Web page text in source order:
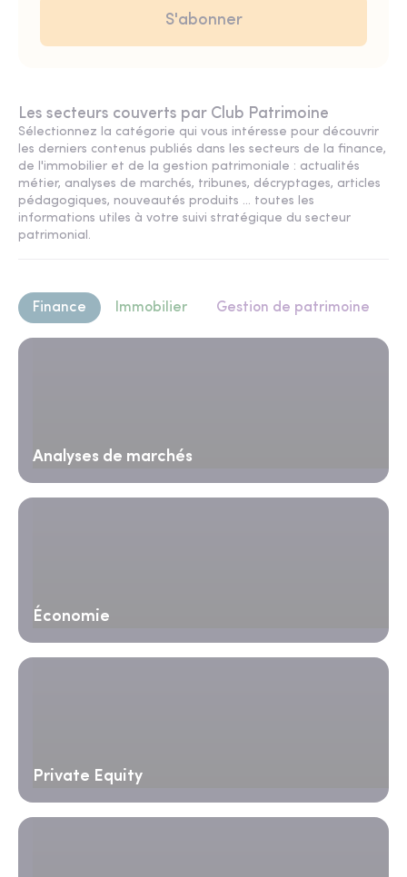
Les secteurs couverts par Club Patrimoine
Sélectionnez la catégorie qui vous intéresse pour découvrir
les derniers contenus publiés dans les secteurs de la finance,
de l'immobilier et de la gestion patrimoniale : actualités
métier, analyses de marchés, tribunes, décryptages, articles
pédagogiques, nouveautés produits ... toutes les
informations utiles à votre suivi stratégique du secteur
patrimonial.
Finance Immobilier Gestion de patrimoine
Analyses de marchés
Économie
Private Equity